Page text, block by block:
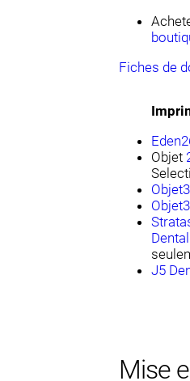
Fiches de
Objet
Dental
J5
Mise